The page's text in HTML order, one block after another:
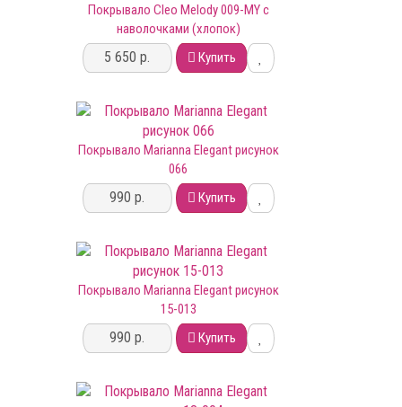
Покрывало Cleo Melody 009-MY с
наволочками (хлопок)
5 650 р. Купить
Покрывало Marianna Elegant рисунок
066
990 р. Купить
Покрывало Marianna Elegant рисунок
15-013
990 р. Купить